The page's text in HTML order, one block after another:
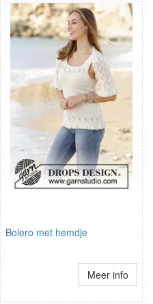
Bolero met hemdje
Meer info